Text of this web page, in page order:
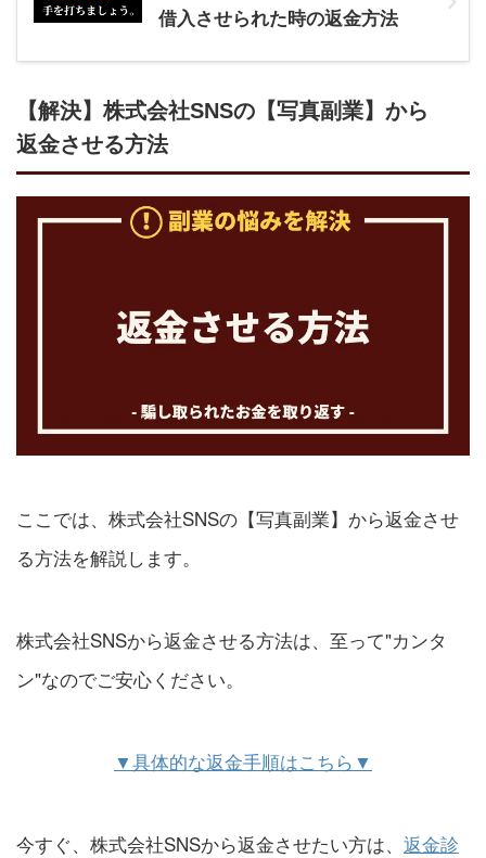
借入させられた時の返金方法
【解決】株式会社SNSの【写真副業】から
返金させる方法
ここでは、株式会社SNSの【写真副業】から返金させ
る方法を解説します。
株式会社SNSから返金させる方法は、至って"カンタ
ン"なのでご安心ください。
▼具体的な返金手順はこちら▼
今すぐ、株式会社SNSから返金させたい方は、 返金診